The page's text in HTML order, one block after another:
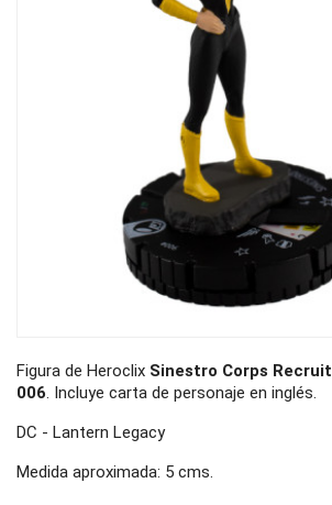
Figura de Heroclix Sinestro Corps Recruit
006. Incluye carta de personaje en inglés.
DC - Lantern Legacy
Medida aproximada: 5 cms.